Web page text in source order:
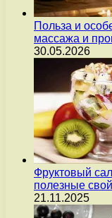
Польза и
массажа и
30.05.2026
Фруктовый
полезные
21.11.2025